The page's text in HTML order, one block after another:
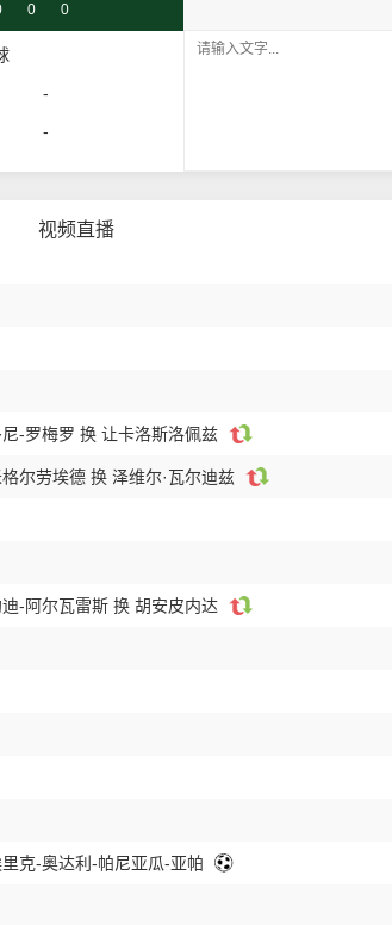
0 0
-
-
视频直播
尼-罗梅罗 换 让卡洛斯洛佩兹
尔劳埃德 换 泽维尔·瓦尔迪兹
-阿尔瓦雷斯 换 胡安皮内达
克-奥达利-帕尼亚瓜-亚帕